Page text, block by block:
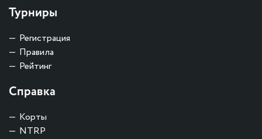
Турниры
Регистрация
Правила
Рейтинг
Справка
Корты
NTRP